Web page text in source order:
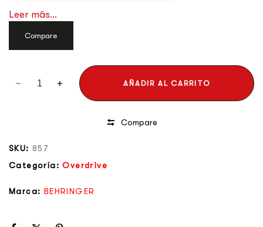
Leer más...
Compare
AÑADIR AL CARRITO
Compare
SKU: 857
Categoría:Overdrive
Marca: BEHRINGER